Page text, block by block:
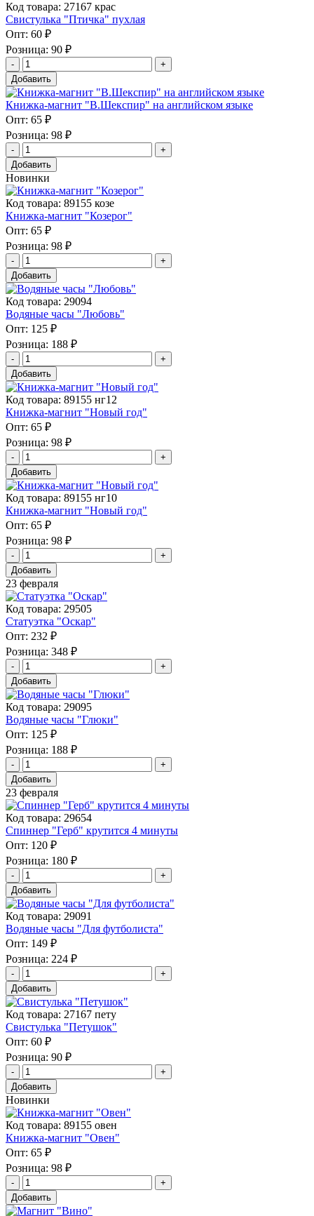
Код товара: 27167 крас
Свистулька "Птичка" пухлая
Опт: 60 ₽
Розница: 90 ₽
Добавить
Книжка-магнит "В.Шекспир" на английском языке
Опт: 65 ₽
Розница: 98 ₽
Добавить
Новинки
Код товара: 89155 козе
Книжка-магнит "Козерог"
Опт: 65 ₽
Розница: 98 ₽
Добавить
Код товара: 29094
Водяные часы "Любовь"
Опт: 125 ₽
Розница: 188 ₽
Добавить
Код товара: 89155 нг12
Книжка-магнит "Новый год"
Опт: 65 ₽
Розница: 98 ₽
Добавить
Код товара: 89155 нг10
Книжка-магнит "Новый год"
Опт: 65 ₽
Розница: 98 ₽
Добавить
23 февраля
Код товара: 29505
Статуэтка "Оскар"
Опт: 232 ₽
Розница: 348 ₽
Добавить
Код товара: 29095
Водяные часы "Глюки"
Опт: 125 ₽
Розница: 188 ₽
Добавить
23 февраля
Код товара: 29654
Спиннер "Герб" крутится 4 минуты
Опт: 120 ₽
Розница: 180 ₽
Добавить
Код товара: 29091
Водяные часы "Для футболиста"
Опт: 149 ₽
Розница: 224 ₽
Добавить
Код товара: 27167 пету
Свистулька "Петушок"
Опт: 60 ₽
Розница: 90 ₽
Добавить
Новинки
Код товара: 89155 овен
Книжка-магнит "Овен"
Опт: 65 ₽
Розница: 98 ₽
Добавить